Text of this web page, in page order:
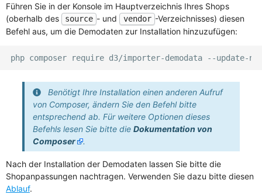
Führen Sie in der Konsole im Hauptverzeichnis Ihres Shops
(oberhalb des
source - und vendor -Verzeichnisses) diesen
Befehl aus, um die Demodaten zur Installation hinzuzufügen:
Benötigt Ihre Installation einen anderen Aufruf
von Composer, ändern Sie den Befehl bitte
entsprechend ab. Für weitere Optionen dieses
Befehls lesen Sie bitte die Dokumentation von
Composer
.
Nach der Installation der Demodaten lassen Sie bitte die
Shopanpassungen nachtragen. Verwenden Sie dazu bitte diesen
Ablauf.